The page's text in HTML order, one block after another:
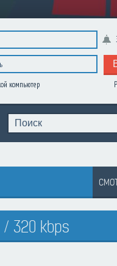
компьютер
/ 320 kbps